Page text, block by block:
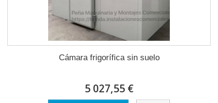
Cámara frigorífica sin suelo
5 027,55 €